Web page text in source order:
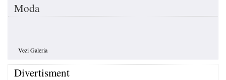
Moda
Vezi Galeria
Divertisment